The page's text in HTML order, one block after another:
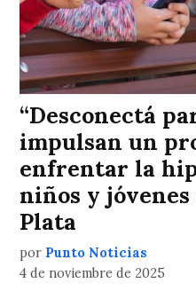
“Desconectá
impulsan un
enfrentar la
niños y
Plata
por Punto Noticias
4 de noviembre de 2025